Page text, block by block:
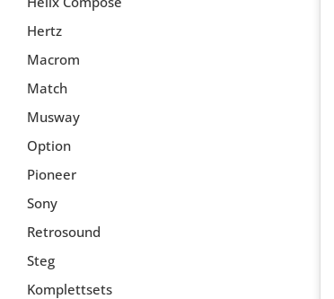
Hertz
Macrom
Match
Musway
Option
Pioneer
Sony
Retrosound
Steg
Komplettsets